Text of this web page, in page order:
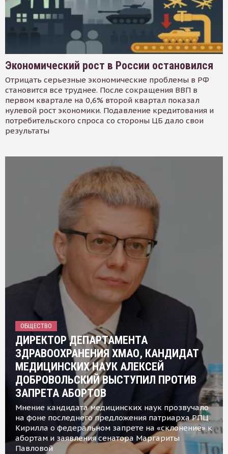
Экономический рост в России остановился
Отрицать серьезные экономические проблемы в РФ
становится все труднее. После сокращения ВВП в
первом квартале на 0,6% второй квартал показал
нулевой рост экономики. Подавление кредитования и
потребительского спроса со стороны ЦБ дало свои
результаты
ОБЩЕСТВО
ДИРЕКТОР ДЕПАРТАМЕНТА
ЗДРАВООХРАНЕНИЯ ХМАО, КАНДИДАТ
МЕДИЦИНСКИХ НАУК АЛЕКСЕЙ
ДОБРОВОЛЬСКИЙ ВЫСТУПИЛ ПРОТИВ
ЗАПРЕТА АБОРТОВ
Мнение кандидата медицинских наук прозвучало
на фоне последнего предложения патриарха РПЦ
Кирилла о федеральном запрете на «склонение» к
абортам и заявления сенатора Маргариты
Павловой